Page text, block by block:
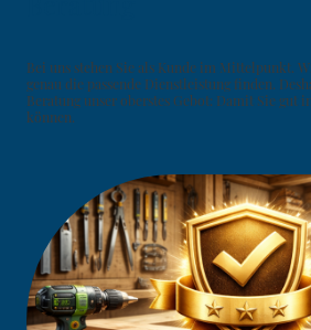
Bei uns stehen Sie als Kunde im Mittelpunkt.
genau die passende Dienstleistung finden.
Beratung unser oberstes Gebot: Damit Sie gut
können.